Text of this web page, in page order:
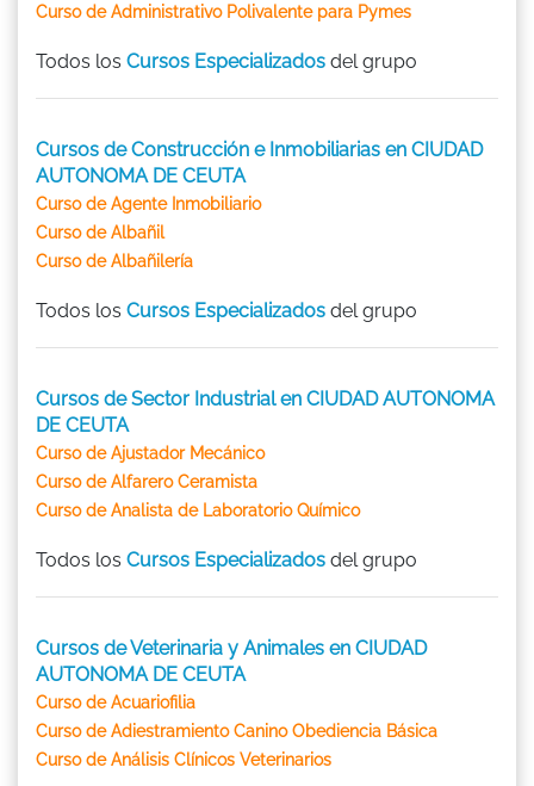
Curso de Administrativo Polivalente para Pymes
Todos los Cursos Especializados del grupo
Cursos de Construcción e Inmobiliarias en CIUDAD
AUTONOMA DE CEUTA
Curso de Agente Inmobiliario
Curso de Albañil
Curso de Albañilería
Todos los Cursos Especializados del grupo
Cursos de Sector Industrial en CIUDAD AUTONOMA
DE CEUTA
Curso de Ajustador Mecánico
Curso de Alfarero Ceramista
Curso de Analista de Laboratorio Químico
Todos los Cursos Especializados del grupo
Cursos de Veterinaria y Animales en CIUDAD
AUTONOMA DE CEUTA
Curso de Acuariofilia
Curso de Adiestramiento Canino Obediencia Básica
Curso de Análisis Clínicos Veterinarios